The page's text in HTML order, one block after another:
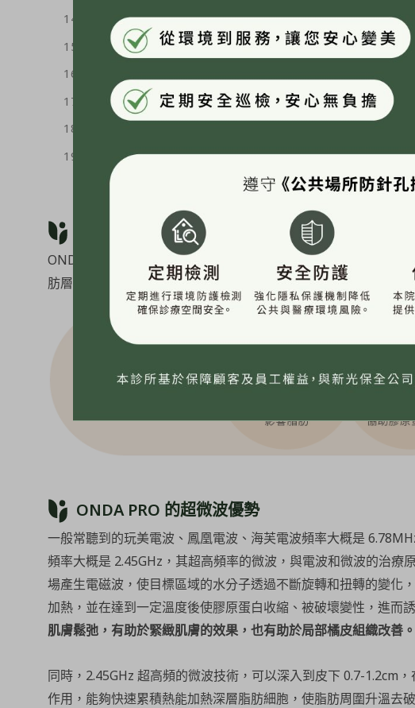
ONDA PRO 超微波價格？ONDA PRO 超微波費用怎麼算？
老化肌膚只做 ONDA PRO 超微波療程，有效嗎？
ONDA 療程比較
ONDA PRO 療程推薦美力時尚診所
ONDA PRO 超微波的作用機制
ONDA PRO 的原理是利用 2.45GHz 高頻率的微波技術、高穿透
肪層，以達到管理臉部線條、影響脂肪細胞的效果。
ONDA PRO 的超微波優勢
一般常聽到的玩美電波、鳳凰電波、海芙電波頻率大概是
頻率大概是 2.45GHz，其超高頻率的微波，與電波和微波的治療
場產生電磁波，使目標區域的水分子透過不斷旋轉和扭轉的變化
加熱，並在達到一定溫度後使膠原蛋白收縮、被破壞變性，進而
肌膚鬆弛，有助於緊緻肌膚的效果，也有助於局部橘皮組織改善。
同時，2.45GHz 超高頻的微波技術，可以深入到皮下 0.7-1.2cm
作用，能夠快速累積熱能加熱深層脂肪細胞，使脂肪周圍升溫去